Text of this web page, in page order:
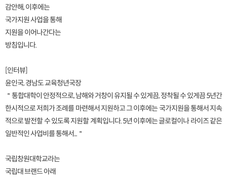
감안해, 이후에는
국가지원 사업을 통해
지원을 이어나간다는
방침입니다.
[인터뷰]
윤인국, 경남도 교육청년국장
＂통합대학이 안정적으로, 남해와 거창이 유지될 수 있게끔, 정착될 수 있게끔 5년간
한시적으로 저희가 조례를 마련해서 지원하고 그 이후에는 국가지원을 통해서 지속
적으로 발전할 수 있도록 지원할 계획입니다. 5년 이후에는 글로컬이나 라이즈 같은
일반적인 사업비를 통해서...＂
국립창원대학교라는
국립대 브랜드 아래